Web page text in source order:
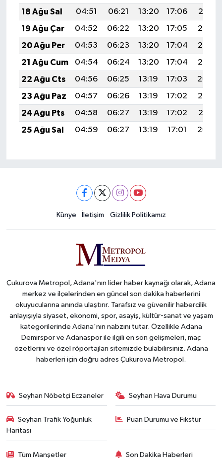
18 Ağu Sal
04:51 06:21 13:20 17:06
20:10
19 Ağu Çar
04:52 06:22 13:20 17:05
20:08
20 Ağu Per
04:53 06:23 13:20 17:04
20:07
21 Ağu Cum
04:54 06:24 13:20 17:04
20:06
22 Ağu Cts
04:56 06:25 13:19 17:03
20:04
23 Ağu Paz
04:57 06:26 13:19 17:02
20:03
24 Ağu Pts
04:58 06:27 13:19 17:02
20:01
25 Ağu Sal
04:59 06:27 13:19 17:01 20:00
Künye İletişim Gizlilik Politikamız
Çukurova Metropol, Adana'nın lider haber kaynağı olarak, Adana
merkez ve ilçelerinden en güncel son dakika haberlerini
okuyucularına anında ulaştırır. Tarafsız ve güvenilir habercilik
anlayışıyla siyaset, ekonomi, spor, asayiş, kültür-sanat ve yaşam
kategorilerinde Adana'nın nabzını tutar. Özellikle Adana
Demirspor ve Adanaspor ile ilgili en son gelişmeleri, maç
özetlerini ve özel röportajları sitemizde bulabilirsiniz. Adana
haberleri için doğru adres Çukurova Metropol.
Seyhan Nöbetçi Eczaneler Seyhan Hava Durumu
Seyhan Trafik Yoğunluk
Haritası
Puan Durumu ve Fikstür
Tüm Manşetler Son Dakika Haberleri